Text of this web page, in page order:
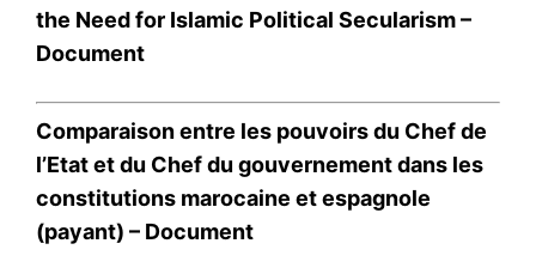
the Need for Islamic Political Secularism –
Document
Comparaison entre les pouvoirs du Chef de
l’Etat et du Chef du gouvernement dans les
constitutions marocaine et espagnole
(payant) – Document